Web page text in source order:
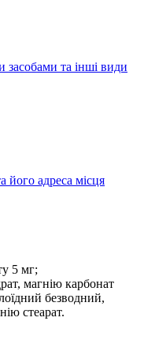
засобами та інші види
його адреса місця
5 мг;
магнію карбонат
безводний,
стеарат.